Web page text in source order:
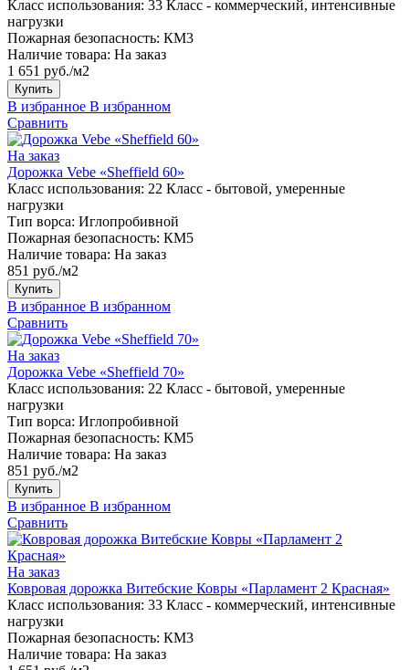
Класс использования: 33 Класс - коммерческий, интенсивные
нагрузки
Пожарная безопасность: КМ3
Наличие товара: На заказ
1 651 руб./м2
Купить
В избранное В избранном
Сравнить
На заказ
Дорожка Vebe «Sheffield 60»
Класс использования: 22 Класс - бытовой, умеренные
нагрузки
Тип ворса: Иглопробивной
Пожарная безопасность: КМ5
Наличие товара: На заказ
851 руб./м2
Купить
В избранное В избранном
Сравнить
На заказ
Дорожка Vebe «Sheffield 70»
Класс использования: 22 Класс - бытовой, умеренные
нагрузки
Тип ворса: Иглопробивной
Пожарная безопасность: КМ5
Наличие товара: На заказ
851 руб./м2
Купить
В избранное В избранном
Сравнить
На заказ
Ковровая дорожка Витебские Ковры «Парламент 2 Красная»
Класс использования: 33 Класс - коммерческий, интенсивные
нагрузки
Пожарная безопасность: КМ3
Наличие товара: На заказ